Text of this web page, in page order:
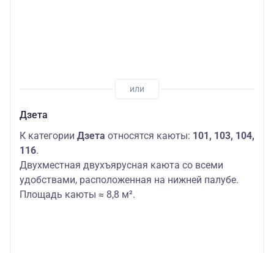
Дзета
К категории Дзета относятся каюты: 101, 103, 104,
116.
Двухместная двухъярусная каюта со всеми
удобствами, расположенная на нижней палубе.
Площадь каюты ≈ 8,8 м².